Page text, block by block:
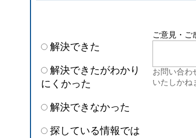
解決できた
解決できたがわかり
にくかった
解決できなかった
探している情報では
ご意見・ご
お問い合わ
いたしかね